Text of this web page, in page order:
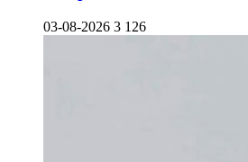
03-08-2026 3 126